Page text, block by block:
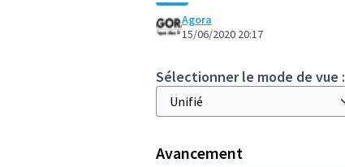
Agora
15/06/2020 20:17
Sélectionner le mode de vue :
Avancement